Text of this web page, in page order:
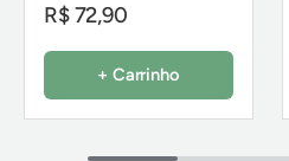
R$ 72,90
+ Carrinho